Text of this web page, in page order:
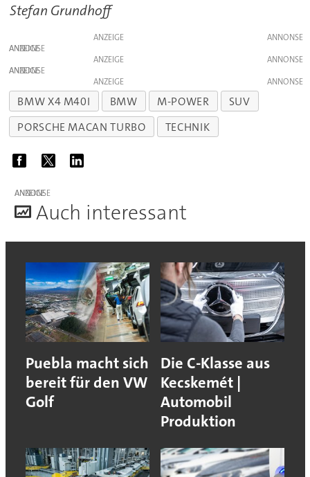
Stefan Grundhoff
ANZEIGE
ANZEIGE
ANZEIGE
ANZEIGE
ANZEIGE
BMW X4 M40I BMW M-POWER
SUV
PORSCHE MACAN TURBO
TECHNIK
ANZEIGE
Auch interessant
Puebla macht sich
bereit für den VW
Golf
Die C-Klasse aus
Kecskemét |
Automobil
Produktion